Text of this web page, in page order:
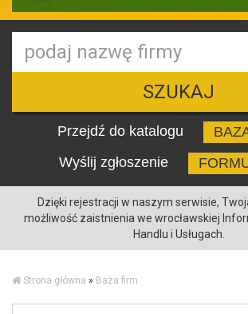
SZUKAJ
Przejdź do katalogu
Wyślij zgłoszenie
Dzięki rejestracji w naszym serwisie,
możliwość zaistnienia we wrocławskiej
Handlu i Usługach.
Strona główna » Baza firm